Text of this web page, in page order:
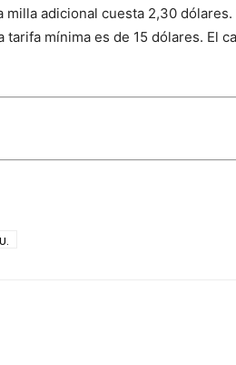
milla adicional cuesta 2,30
mínima es de 15 dólares. El